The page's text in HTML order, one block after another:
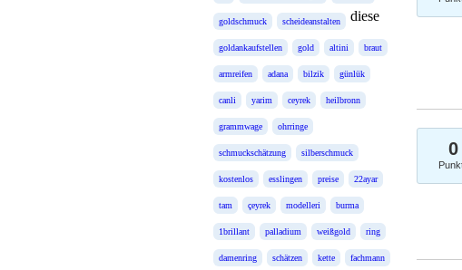
goldschmuck scheideanstalten
goldankaufstellen gold altini braut
armreifen adana bilzik günlük
canli yarim ceyrek heilbronn
grammwage ohrringe
schmuckschätzung silberschmuck
kostenlos esslingen preise 22ayar
tam çeyrek modelleri burma
1brillant palladium weißgold ring
damenring schätzen kette fachmann
diese
0